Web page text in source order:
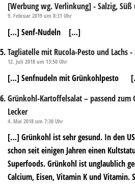
[Werbung wg. Verlinkung] - Salzig, Süß
9. Februar 2019 um 8:31 Uhr
[…] Senf-Nudeln […]
Tagliatelle mit Rucola-Pesto und Lachs
12. Juli 2018 um 13:50 Uhr
[…] Senfnudeln mit Grünkohlpesto
Grünkohl-Kartoffelsalat – passend zum
Lecker
4. Mai 2018 um 7:30 Uhr
[…] Grünkohl ist sehr gesund. In den
schon seit einigen Jahren einen
Superfoods. Grünkohl ist unglaublich
Calcium, Eisen, Vitamin K und Vitamin.